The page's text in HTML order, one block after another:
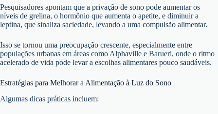
Pesquisadores apontam que a privação de sono pode aumentar os
níveis de grelina, o hormônio que aumenta o apetite, e diminuir a
leptina, que sinaliza saciedade, levando a uma compulsão alimentar.
Isso se tornou uma preocupação crescente, especialmente entre
populações urbanas em áreas como Alphaville e Barueri, onde o ritmo
acelerado de vida pode levar a escolhas alimentares pouco saudáveis.
Estratégias para Melhorar a Alimentação à Luz do Sono
Algumas dicas práticas incluem: